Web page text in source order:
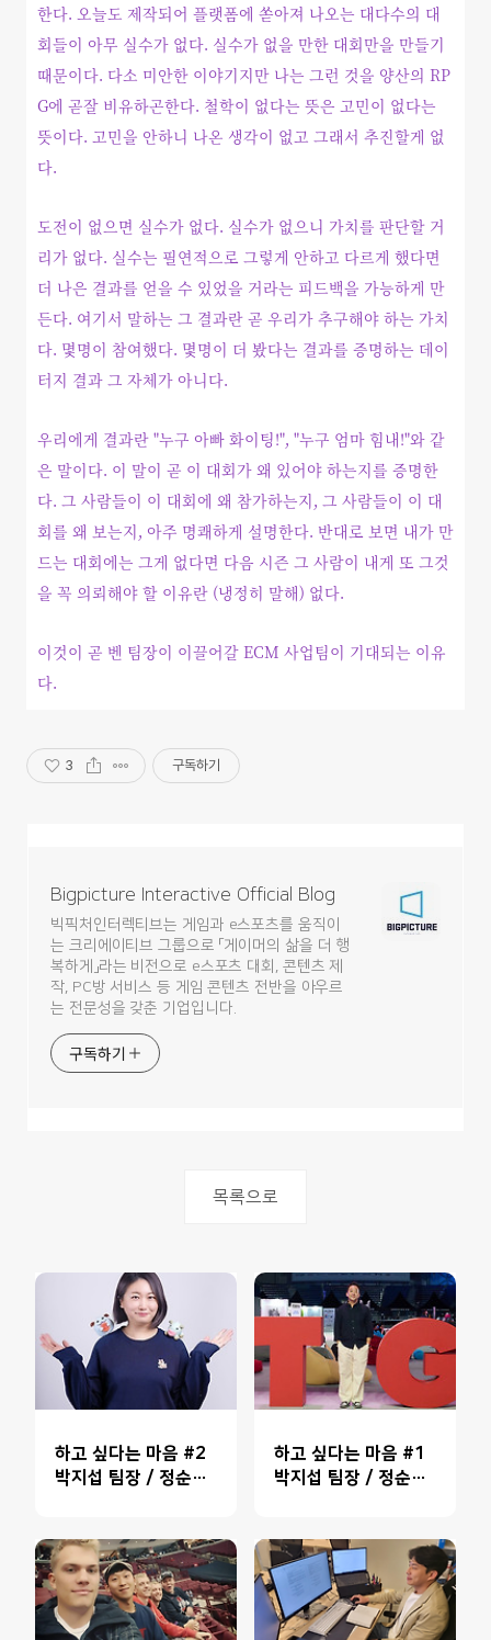
한다. 오늘도 제작되어 플랫폼에 쏟아져 나오는 대다수의 대
회들이 아무 실수가 없다. 실수가 없을 만한 대회만을 만들기
때문이다. 다소 미안한 이야기지만 나는 그런 것을 양산의 RP
G에 곧잘 비유하곤한다. 철학이 없다는 뜻은 고민이 없다는
뜻이다. 고민을 안하니 나온 생각이 없고 그래서 추진할게 없
다.
도전이 없으면 실수가 없다. 실수가 없으니 가치를 판단할 거
리가 없다. 실수는 필연적으로 그렇게 안하고 다르게 했다면
더 나은 결과를 얻을 수 있었을 거라는 피드백을 가능하게 만
든다. 여기서 말하는 그 결과란 곧 우리가 추구해야 하는 가치
다. 몇명이 참여했다. 몇명이 더 봤다는 결과를 증명하는 데이
터지 결과 그 자체가 아니다.
우리에게 결과란 "누구 아빠 화이팅!", "누구 엄마 힘내!"와 같
은 말이다. 이 말이 곧 이 대회가 왜 있어야 하는지를 증명한
다. 그 사람들이 이 대회에 왜 참가하는지, 그 사람들이 이 대
회를 왜 보는지, 아주 명쾌하게 설명한다. 반대로 보면 내가 만
드는 대회에는 그게 없다면 다음 시즌 그 사람이 내게 또 그것
을 꼭 의뢰해야 할 이유란 (냉정히 말해) 없다.
이것이 곧 벤 팀장이 이끌어갈 ECM 사업팀이 기대되는 이유
다.
3 구독하기
Bigpicture Interactive Official Blog
빅픽처인터렉티브는 게임과 e스포츠를 움직이
는 크리에이티브 그룹으로 「게이머의 삶을 더 행
복하게」라는 비전으로 e스포츠 대회, 콘텐츠 제
작, PC방 서비스 등 게임 콘텐츠 전반을 아우르
는 전문성을 갖춘 기업입니다.
구독하기
목록으로
하고 싶다는 마음 #2
박지섭 팀장 / 정순영
하고 싶다는 마음 #1
박지섭 팀장 / 정순영